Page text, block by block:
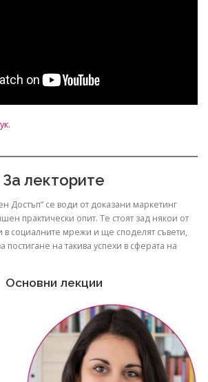
За лекторите
Достъп” се води от доказани маркетинг
практически опит. Те стоят зад някои от
социалните мрежи и ще споделят съвети,
постигане на такива успехи в сферата на
Основни лекции